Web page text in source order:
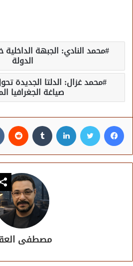
محمد النادي: الجبهة
الدولة
محمد غزال: الدلتا الجديدة
صياغة الجغرافيا
فيسبوك تويتر لينكدإن
مصطفى